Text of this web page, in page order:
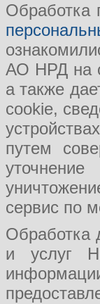
Обработка
АО НРД на
а также
cookie,
путем
сервис по
Обработка
и услуг